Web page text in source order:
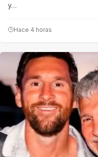
y…
Hace 4 horas